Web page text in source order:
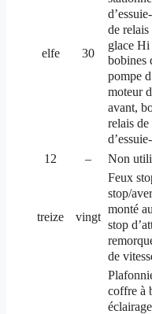
elfe 30
de relais
glace
bobines
pompe
moteur
avant,
relais
12
– Non
treize vingt
Feux
stop/
monté
stop
de
coffre à